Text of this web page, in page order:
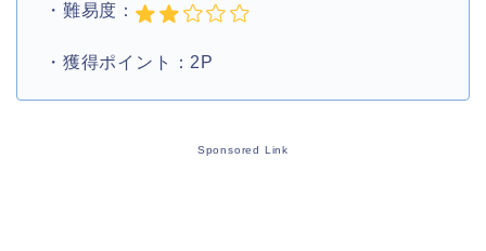
・難易度：
・獲得ポイント：2P
Sponsored Link